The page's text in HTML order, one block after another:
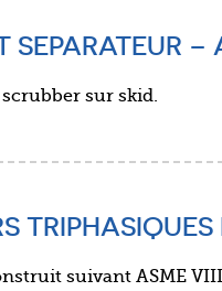
SEPARATEUR
sur skid.
suivant ASME